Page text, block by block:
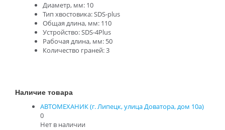
Диаметр, мм: 10
Тип хвостовика: SDS-plus
Общая длина, мм: 110
Устройство: SDS-4Plus
Рабочая длина, мм: 50
Количество граней: 3
Наличие товара
АВТОМЕХАНИК (г. Липецк, улица Доватора, дом 10а)
0
Нет в наличии